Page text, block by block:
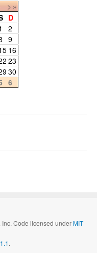
>»
D
2
9
16
23
30
6
Inc. Code licensed underMIT
.